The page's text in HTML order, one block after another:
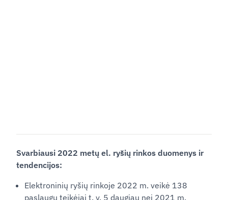
Svarbiausi 2022 metų el. ryšių rinkos duomenys ir
tendencijos:
Elektroninių ryšių rinkoje 2022 m. veikė 138
paslaugų teikėjai t. y. 5 daugiau nei 2021 m.